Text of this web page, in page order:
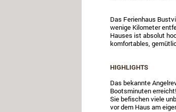
Das Ferienhaus
wenige Kilometer
Hauses ist absolut
komfortables,
HIGHLIGHTS
Das bekannte
Bootsminuten
Sie befischen viele
vor dem Haus am